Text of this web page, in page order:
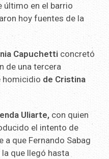
último en el barrio
hoy fuentes de la
Capuchetti concretó
de una tercera
homicidio de Cristina
Uliarte, con quien
el intento de
que Fernando Sabag
que llegó hasta